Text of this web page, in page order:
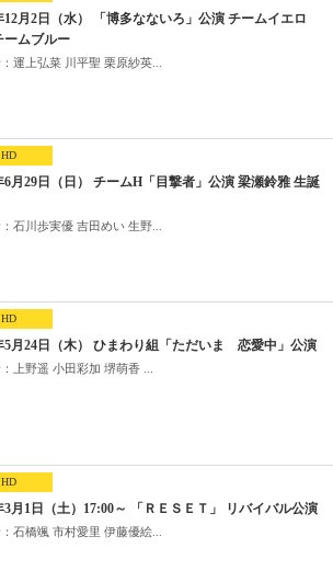
12月2日（水） 「博多なないろ」公演 チームイエロ
ームブルー
運上弘菜 川平聖 栗原紗英...
HD
6月29日（日） チームH「目撃者」公演 梁瀬鈴雅 生誕
石川歩実優 吉田めい 生野...
HD
5月24日（木） ひまわり組「ただいま 恋愛中」公演
上野遥 小田彩加 堺萌香 ...
HD
3月1日（土）17:00～ 「ＲＥＳＥＴ」 リバイバル公演
石橋颯 市村愛里 伊藤優絵...